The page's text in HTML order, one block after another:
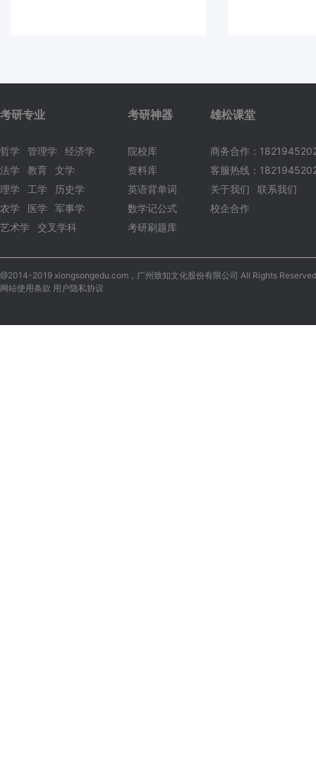
考研专业
哲学 管理学
经济学
法学
教育
文学
理学
工学
历史学
农学
医学
军事学
艺术学
交叉学科
考研神器
院校库
资料库
英语背单词
数学记公式
考研刷题库
雄松课堂
商务合作：
客服热线：
关于我们
联系我们
校企合作
@2014-2019 xiongsongedu.com，广州致知文化股份有限公司 All Rights
网站使用条款 用户隐私协议